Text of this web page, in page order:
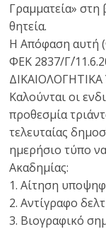
Γραμματεία»
θητεία.
Η Απόφαση αυτή
ΦΕΚ 2837/Γ΄/
Καλούνται οι
προθεσμία
τελευταίας
ημερήσιο τύπο
Ακαδημίας:
1. Αίτηση
2. Αντίγραφο
3. Βιογραφικό